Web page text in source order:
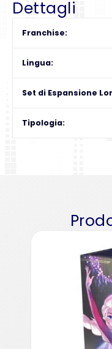
Dettagli
Franchise
Lingua
Set di Espansione
Tipologia